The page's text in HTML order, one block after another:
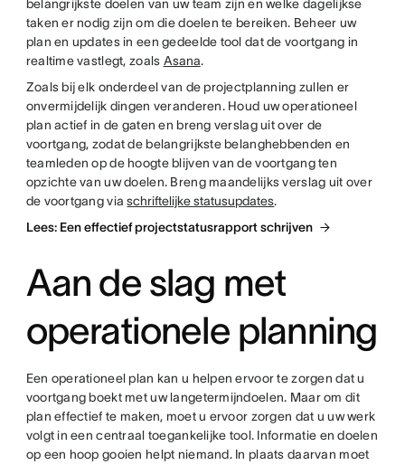
belangrijkste doelen van uw team zijn en welke dagelijkse
taken er nodig zijn om die doelen te bereiken. Beheer uw
plan en updates in een gedeelde tool dat de voortgang in
realtime vastlegt, zoals Asana.
Zoals bij elk onderdeel van de projectplanning zullen er
onvermijdelijk dingen veranderen. Houd uw operationeel
plan actief in de gaten en breng verslag uit over de
voortgang, zodat de belangrijkste belanghebbenden en
teamleden op de hoogte blijven van de voortgang ten
opzichte van uw doelen. Breng maandelijks verslag uit over
de voortgang viaschriftelijke statusupdates.
Lees: Een effectief projectstatusrapport schrijven
Aan de slag met
operationele planning
Een operationeel plan kan u helpen ervoor te zorgen dat u
voortgang boekt met uw langetermijndoelen. Maar om dit
plan effectief te maken, moet u ervoor zorgen dat u uw werk
volgt in een centraal toegankelijke tool. Informatie en doelen
op een hoop gooien helpt niemand. In plaats daarvan moet